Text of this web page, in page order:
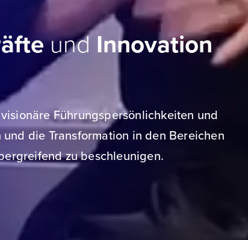
und Innovation
Führungspersönlichkeiten und
die Transformation in den Bereichen
zu beschleunigen.